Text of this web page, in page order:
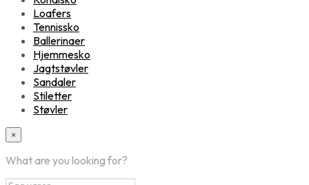
Loafers
Tennissko
Ballerinaer
Hjemmesko
Jagtstøvler
Sandaler
Stiletter
Støvler
×
What are you looking for?